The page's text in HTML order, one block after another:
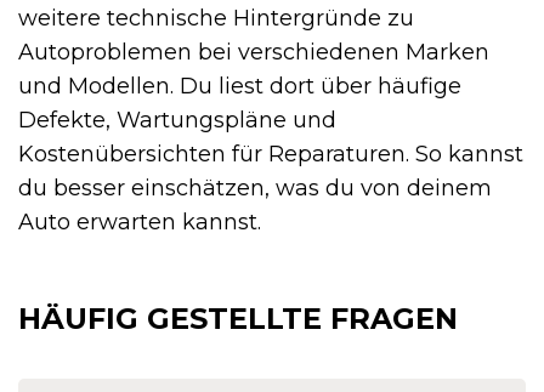
weitere technische Hintergründe zu
Autoproblemen bei verschiedenen Marken
und Modellen. Du liest dort über häufige
Defekte, Wartungspläne und
Kostenübersichten für Reparaturen. So kannst
du besser einschätzen, was du von deinem
Auto erwarten kannst.
HÄUFIG GESTELLTE FRAGEN